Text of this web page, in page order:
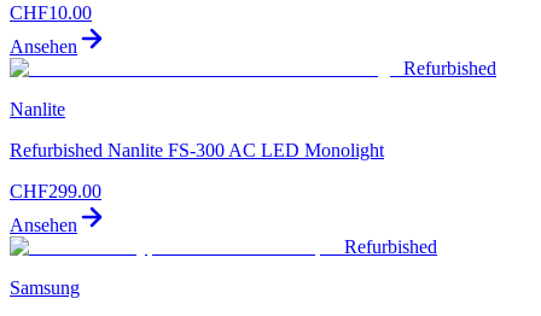
CHF10.00
Ansehen
Refurbished
Nanlite
Refurbished Nanlite FS-300 AC LED Monolight
CHF299.00
Ansehen
Refurbished
Samsung